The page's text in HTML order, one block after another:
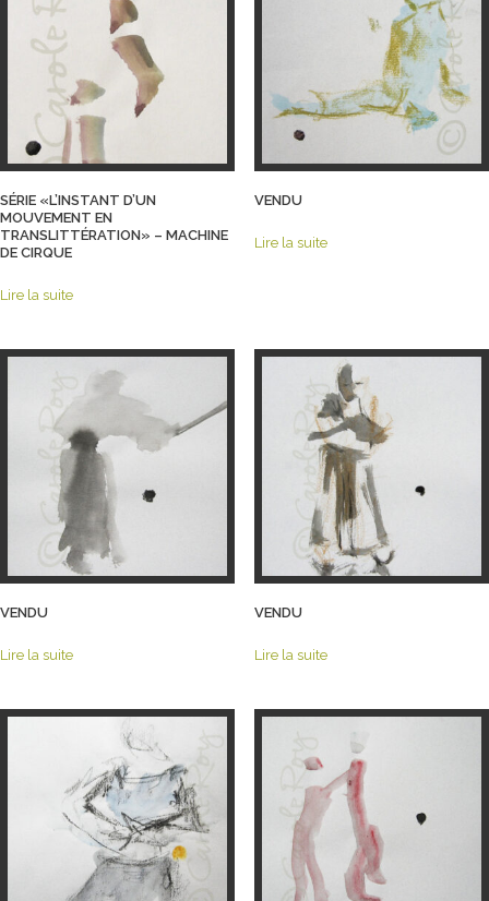
SÉRIE «L’INSTANT D’UN
MOUVEMENT EN
TRANSLITTÉRATION» – MACHINE
DE CIRQUE
Lire la suite
VENDU
Lire la suite
VENDU
Lire la suite
VENDU
Lire la suite